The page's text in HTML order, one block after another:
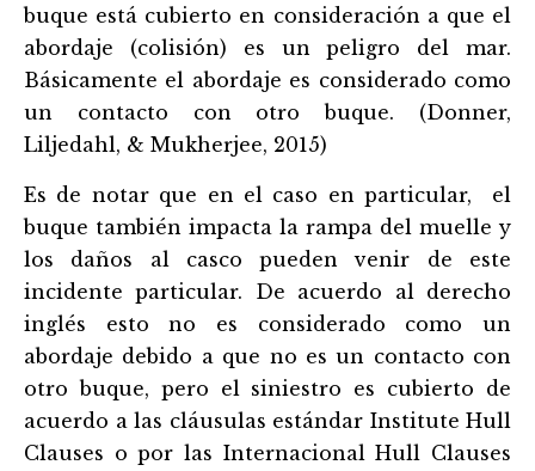
buque está cubierto en consideración a que el
abordaje (colisión) es un peligro del mar.
Básicamente el abordaje es considerado como
un contacto con otro buque. (Donner,
Liljedahl, & Mukherjee, 2015)
Es de notar que en el caso en particular, el
buque también impacta la rampa del muelle y
los daños al casco pueden venir de este
incidente particular. De acuerdo al derecho
inglés esto no es considerado como un
abordaje debido a que no es un contacto con
otro buque, pero el siniestro es cubierto de
acuerdo a las cláusulas estándar Institute Hull
Clauses o por las Internacional Hull Clauses